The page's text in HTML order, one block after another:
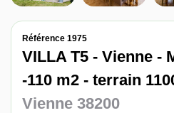
Référence 1975
VILLA T5 - Vienne -
-110 m2 - terrain
Vienne 38200